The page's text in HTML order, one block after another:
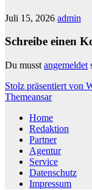
Juli 15, 2026 admin
Schreibe einen
Du musst angemeldet
Stolz präsentiert von
Themeansar
Home
Redaktion
Partner
Agentur
Service
Datenschutz
Impressum